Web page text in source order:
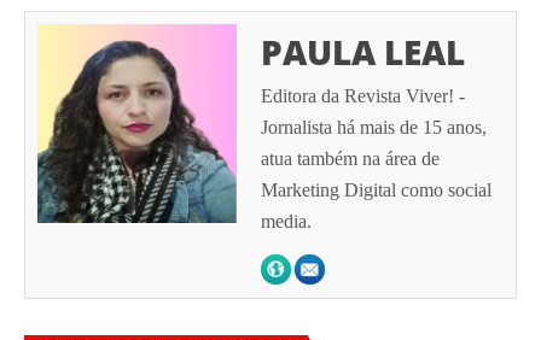
PAULA LEAL
Editora da Revista Viver! -
Jornalista há mais de 15 anos,
atua também na área de
Marketing Digital como social
media.